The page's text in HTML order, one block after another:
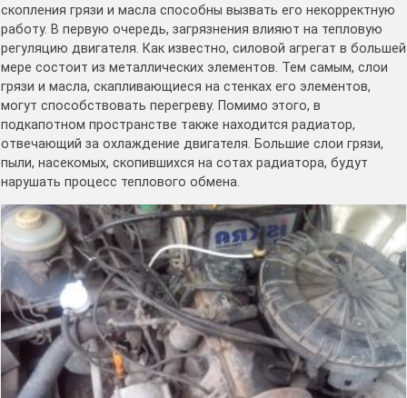
скопления грязи и масла способны вызвать его некорректную
работу. В первую очередь, загрязнения влияют на тепловую
регуляцию двигателя. Как известно, силовой агрегат в большей
мере состоит из металлических элементов. Тем самым, слои
грязи и масла, скапливающиеся на стенках его элементов,
могут способствовать перегреву. Помимо этого, в
подкапотном пространстве также находится радиатор,
отвечающий за охлаждение двигателя. Большие слои грязи,
пыли, насекомых, скопившихся на сотах радиатора, будут
нарушать процесс теплового обмена.